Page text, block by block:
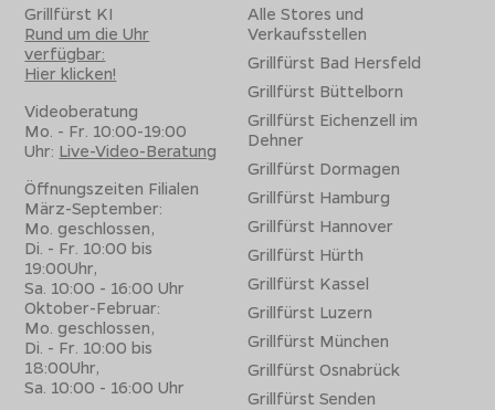
Grillfürst KI
Rund um die Uhr
verfügbar:
Hier klicken!
Videoberatung
Mo. - Fr. 10:00-19:00
Uhr: Live-Video-Beratung
Öffnungszeiten Filialen
März-September:
Mo. geschlossen,
Di. - Fr. 10:00 bis
19:00Uhr,
Sa. 10:00 - 16:00 Uhr
Oktober-Februar:
Mo. geschlossen,
Di. - Fr. 10:00 bis
18:00Uhr,
Sa. 10:00 - 16:00 Uhr
Alle Stores und
Verkaufsstellen
Grillfürst Bad Hersfeld
Grillfürst Büttelborn
Grillfürst Eichenzell im
Dehner
Grillfürst Dormagen
Grillfürst Hamburg
Grillfürst Hannover
Grillfürst Hürth
Grillfürst Kassel
Grillfürst Luzern
Grillfürst München
Grillfürst Osnabrück
Grillfürst Senden